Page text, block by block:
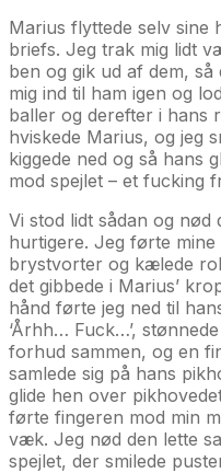
Marius flyttede selv
briefs. Jeg trak mig lidt
ben og gik ud af dem,
mig ind til ham igen og
baller og derefter i hans
hviskede Marius, og jeg
kiggede ned og så hans
mod spejlet – et fucking
Vi stod lidt sådan og nød
hurtigere. Jeg førte
brystvorter og kælede
det gibbede i Marius’
hånd førte jeg ned til
‘Århh… Fuck…’,
forhud sammen, og en
samlede sig på hans
glide hen over
førte fingeren mod min
væk. Jeg nød den lette
spejlet, der smilede